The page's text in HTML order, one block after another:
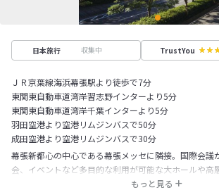
日本旅行 収集中 TrustYou
ＪＲ京葉線海浜幕張駅より徒歩で7分
東関東自動車道湾岸習志野インターより5分
東関東自動車道湾岸千葉インターより5分
羽田空港より空港リムジンバスで50分
成田空港より空港リムジンバスで30分
もっと見る
幕張新都心の中心である幕張メッセに隣接。国際会議
会、イベントなど多目的な利用が可能な大ホールや高
ジを備えた地上５０階、高さ１８０Ｍ、客室数１００